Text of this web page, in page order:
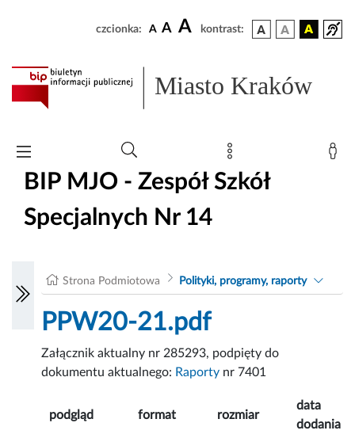
czcionka: A A A kontrast:
Miasto Kraków
BIP MJO - Zespół Szkół
Specjalnych Nr 14
Strona Podmiotowa Polityki, programy, raporty
PPW20-21.pdf
Załącznik aktualny nr 285293, podpięty do
dokumentu aktualnego: Raporty nr 7401
podgląd format rozmiar
data
dodania